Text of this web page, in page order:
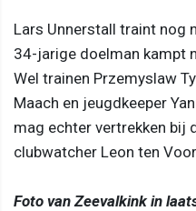
Lars Unnerstall traint nog
34-jarige doelman kampt
Wel trainen Przemyslaw
Maach en jeugdkeeper
mag echter vertrekken bij
clubwatcher Leon ten
Foto van Zeevalkink in